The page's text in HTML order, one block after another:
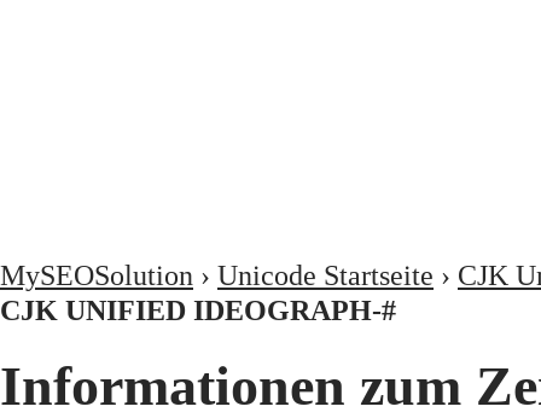
MySEOSolution › Unicode Startseite › CJK
CJK UNIFIED IDEOGRAPH-#
Informationen zum